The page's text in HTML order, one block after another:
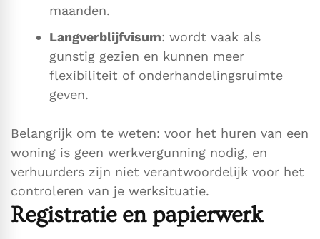
maanden.
Langverblijfvisum: wordt vaak als
gunstig gezien en kunnen meer
flexibiliteit of onderhandelingsruimte
geven.
Belangrijk om te weten: voor het huren van een
woning is geen werkvergunning nodig, en
verhuurders zijn niet verantwoordelijk voor het
controleren van je werksituatie.
Registratie en papierwerk